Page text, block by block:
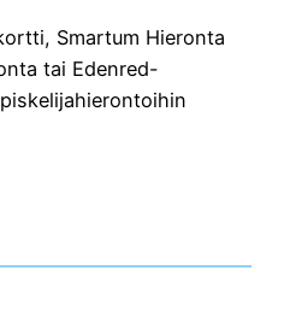
Smartum Hieronta
tai Edenred-